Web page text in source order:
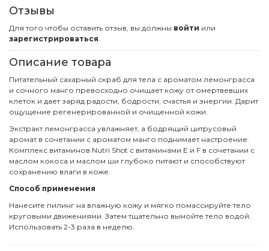
Отзывы
Для того чтобы оставить отзыв, вы должны войти или
зарегистрироваться.
Описание товара
Питательный сахарный скраб для тела с ароматом лемонграсса
и сочного манго превосходно очищает кожу от омертвевших
клеток и дает заряд радости, бодрости, счастья и энергии. Дарит
ощущение регенерированной и очищенной кожи.
Экстракт лемонграсса увлажняет, а бодрящий цитрусовый
аромат в сочетании с ароматом манго поднимает настроение.
Комплекс витаминов Nutri Shot с витаминами E и F в сочетании с
маслом кокоса и маслом ши глубоко питают и способствуют
сохранению влаги в коже.
Способ применения
Нанесите пилинг на влажную кожу и мягко помассируйте тело
круговыми движениями. Затем тщательно вымойте тело водой.
Использовать 2-3 раза в неделю.